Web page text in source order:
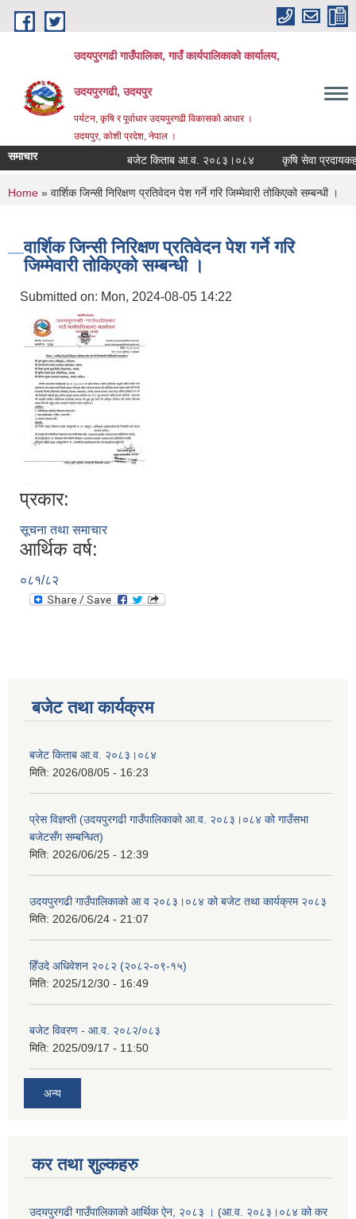
Skip to main content
उदयपुरगढी गाउँपालिका, गाउँ कार्यपालिकाको कार्यालय,
उदयपुरगढी, उदयपुर
पर्यटन, कृषि र पूर्वाधार उदयपुरगढी विकासकाे आधार ।
उदयपुर, काेशी प्रदेश, नेपाल ।
समाचार बजेट किताब आ.व. २०८३।०८४ कृषि सेवा
You are here
Home » वार्शिक जिन्सी निरिक्षण प्रतिवेदन पेश गर्ने गरि जिम्मेवारी तोकिएको सम्बन्धी ।
वार्शिक जिन्सी निरिक्षण प्रतिवेदन पेश गर्ने गरि
जिम्मेवारी तोकिएको सम्बन्धी ।
Submitted on: Mon, 2024-08-05 14:22
प्रकार:
सूचना तथा समाचार
आर्थिक वर्ष:
०८१/८२
बजेट तथा कार्यक्रम
बजेट किताब आ.व. २०८३।०८४
मिति: 2026/08/05 - 16:23
प्रेस विज्ञप्ती (उदयपुरगढी गाउँपालिकाको आ.व. २०८३।०८४ को गाउँसभा
बजेटसँग सम्बन्धित)
मिति: 2026/06/25 - 12:39
उदयपुरगढी गाउँपालिकाको आ व २०८३।०८४ को बजेट तथा कार्यक्रम २०८३
मिति: 2026/06/24 - 21:07
हिँउदे अधिवेशन २०८२ (२०८२-०९-१५)
मिति: 2025/12/30 - 16:49
बजेट विवरण - आ.व. २०८२/०८३
मिति: 2025/09/17 - 11:50
अन्य
कर तथा शुल्कहरु
उदयपुरगढी गाउँपालिकाको आर्थिक ऐन, २०८३ । (आ.व. २०८३।०८४ को कर